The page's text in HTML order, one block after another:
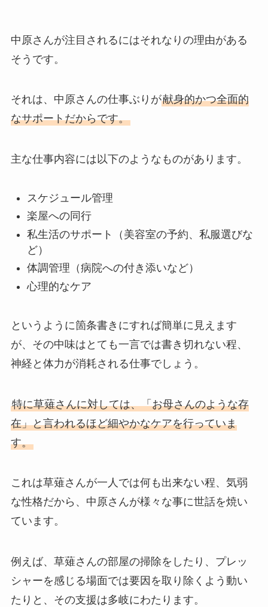
中原さんが注目されるにはそれなりの理由がある
そうです。
それは、中原さんの仕事ぶりが献身的かつ全面的
なサポートだからです。
主な仕事内容には以下のようなものがあります。
スケジュール管理
楽屋への同行
私生活のサポート（美容室の予約、私服選びな
ど）
体調管理（病院への付き添いなど）
心理的なケア
というように箇条書きにすれば簡単に見えます
が、その中味はとても一言では書き切れない程、
神経と体力が消耗される仕事でしょう。
特に草薙さんに対しては、「お母さんのような存
在」と言われるほど細やかなケアを行っていま
す。
これは草薙さんが一人では何も出来ない程、気弱
な性格だから、中原さんが様々な事に世話を焼い
ています。
例えば、草薙さんの部屋の掃除をしたり、プレッ
シャーを感じる場面では要因を取り除くよう動い
たりと、その支援は多岐にわたります。